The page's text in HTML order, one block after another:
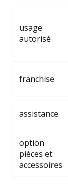
usage
autorisé
franchise
assistance
option
pièces et
accessoires